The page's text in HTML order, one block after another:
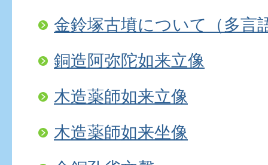
金鈴塚古墳について（多言
銅造阿弥陀如来立像
木造薬師如来立像
木造薬師如来坐像